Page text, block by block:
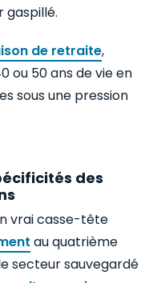
gaspillé.
de retraite,
ou 50 ans de vie en
sous une pression
des
vrai casse-tête
au quatrième
secteur sauvegardé